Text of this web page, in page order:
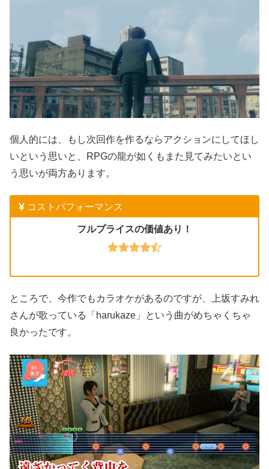
個人的には、もし次回作を作るならアクションにしてほし
いという思いと、RPGの龍が如くもまた見てみたいとい
う思いが両方あります。
コストパフォーマンス
フルプライスの価値あり！
ところで、今作でもカラオケがあるのですが、上坂すみれ
さんが歌っている「harukaze」という曲がめちゃくちゃ
良かったです。